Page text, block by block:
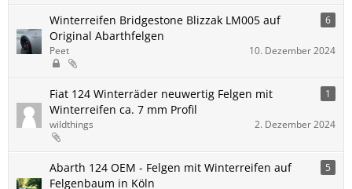
Winterreifen Bridgestone Blizzak LM005 auf
Original Abarthfelgen
6
Peet 10. Dezember 2024
Fiat 124 Winterräder neuwertig Felgen mit
Winterreifen ca. 7 mm Profil
1
wildthings 2. Dezember 2024
Abarth 124 OEM - Felgen mit Winterreifen auf
Felgenbaum in Köln
5